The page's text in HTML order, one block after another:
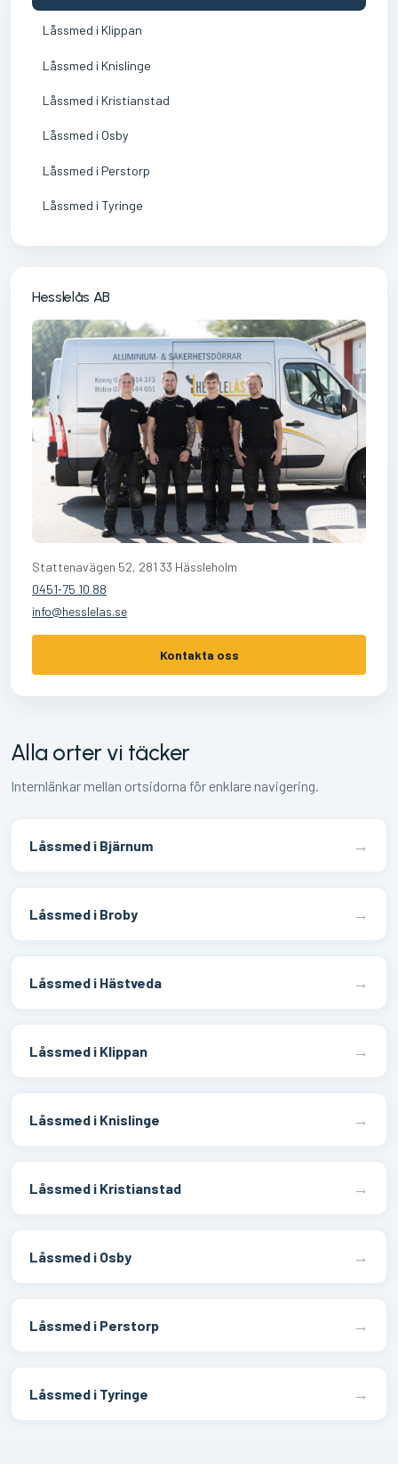
Låssmed i Klippan
Låssmed i Knislinge
Låssmed i Kristianstad
Låssmed i Osby
Låssmed i Perstorp
Låssmed i Tyringe
Hesslelås AB
Stattenavägen 52, 281 33 Hässleholm
0451‑75 10 88
info@hesslelas.se
Kontakta oss
Alla orter vi täcker
Internlänkar mellan ortsidorna för enklare navigering.
Låssmed i Bjärnum →
Låssmed i Broby →
Låssmed i Hästveda →
Låssmed i Klippan →
Låssmed i Knislinge →
Låssmed i Kristianstad →
Låssmed i Osby →
Låssmed i Perstorp →
Låssmed i Tyringe →